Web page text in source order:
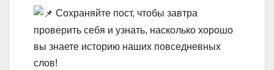
Сохраняйте пост, чтобы завтра
проверить себя и узнать, насколько хорошо
вы знаете историю наших повседневных
слов!